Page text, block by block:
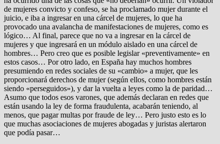
de mujeres convicto y confeso, se ha proclamado mujer durante el
juicio, e iba a ingresar en una cárcel de mujeres, lo que ha
provocado una avalancha de manifestaciones de mujeres, como es
lógico… Al final, parece que no va a ingresar en la cárcel de
mujeres y que ingresará en un módulo aislado en una cárcel de
hombres… Pero creo que es posible legislar «preventivamente» en
estos casos… Por otro lado, en España hay muchos hombres
presumiendo en redes sociales de su «cambio» a mujer, que les
proporcionará derechos de mujer (según ellos, como hombres están
siendo «perseguidos»), y dar la vuelta a leyes como la de paridad…
Asumo que todos esos varones, que además declaran en redes que
están usando la ley de forma fraudulenta, acabarán teniendo, al
menos, que pagar multas por fraude de ley… Pero justo esto es lo
que muchas asociaciones de mujeres abogadas y juristas alertaron
que podía pasar…